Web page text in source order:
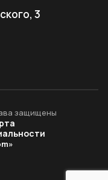
3
защищены